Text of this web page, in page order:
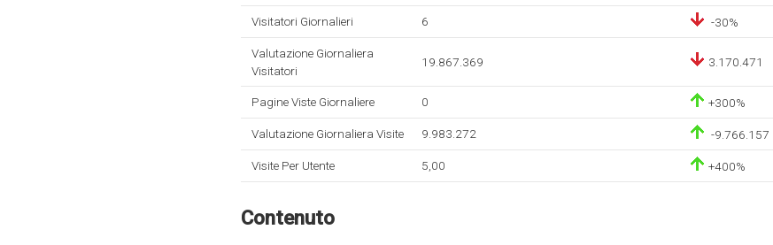
Visitatori Giornalieri 6 -30%
Valutazione Giornaliera
Visitatori
19.867.369 3.170.471
Pagine Viste Giornaliere 0 +300%
Valutazione Giornaliera Visite 9.983.272 -9.766.157
Visite Per Utente 5,00 +400%
Contenuto